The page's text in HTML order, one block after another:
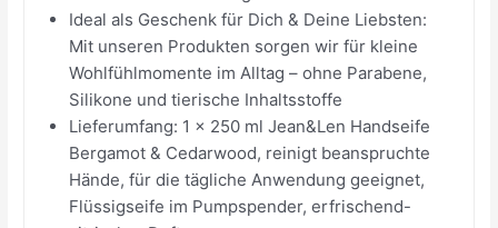
Ideal als Geschenk für Dich & Deine Liebsten:
Mit unseren Produkten sorgen wir für kleine
Wohlfühlmomente im Alltag – ohne Parabene,
Silikone und tierische Inhaltsstoffe
Lieferumfang: 1 x 250 ml Jean&Len Handseife
Bergamot & Cedarwood, reinigt beanspruchte
Hände, für die tägliche Anwendung geeignet,
Flüssigseife im Pumpspender, erfrischend-